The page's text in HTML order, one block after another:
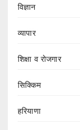
विज्ञान
व्यापार
शिक्षा व रोजगार
सिक्किम
हरियाणा